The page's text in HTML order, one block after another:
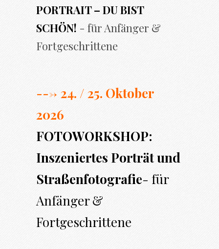
PORTRAIT – DU BIST
SCHÖN! - für Anfänger &
Fortgeschrittene
---> 24. / 25. Oktober
2026
FOTOWORKSHOP:
Inszeniertes Porträt und
Straßenfotografie- für
Anfänger &
Fortgeschrittene